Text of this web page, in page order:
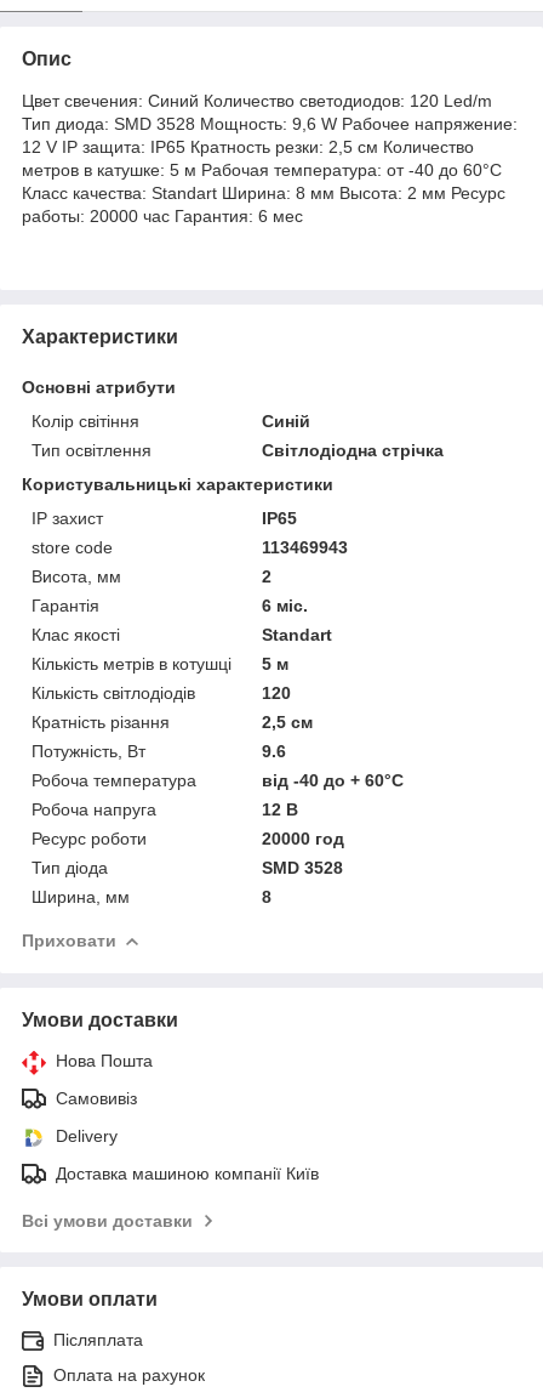
Опис
Цвет свечения: Синий Количество светодиодов: 120 Led/m
Тип диода: SMD 3528 Мощность: 9,6 W Рабочее напряжение:
12 V IP защита: IP65 Кратность резки: 2,5 см Количество
метров в катушке: 5 м Рабочая температура: от -40 до 60°C
Класс качества: Standart Ширина: 8 мм Высота: 2 мм Ресурс
работы: 20000 час Гарантия: 6 мес
Характеристики
Основні атрибути
Колір світіння
Синій
Тип освітлення
Світлодіодна стрічка
Користувальницькі характеристики
IP захист
IP65
store code
113469943
Висота, мм
2
Гарантія
6 міс.
Клас якості
Standart
Кількість метрів в котушці
5 м
Кількість світлодіодів
120
Кратність різання
2,5 см
Потужність, Вт
9.6
Робоча температура
від -40 до + 60°C
Робоча напруга
12 В
Ресурс роботи
20000 год
Тип діода
SMD 3528
Ширина, мм
8
Приховати
Умови доставки
Нова Пошта
Самовивіз
Delivery
Доставка машиною компанії Київ
Всі умови доставки
Умови оплати
Післяплата
Оплата на рахунок